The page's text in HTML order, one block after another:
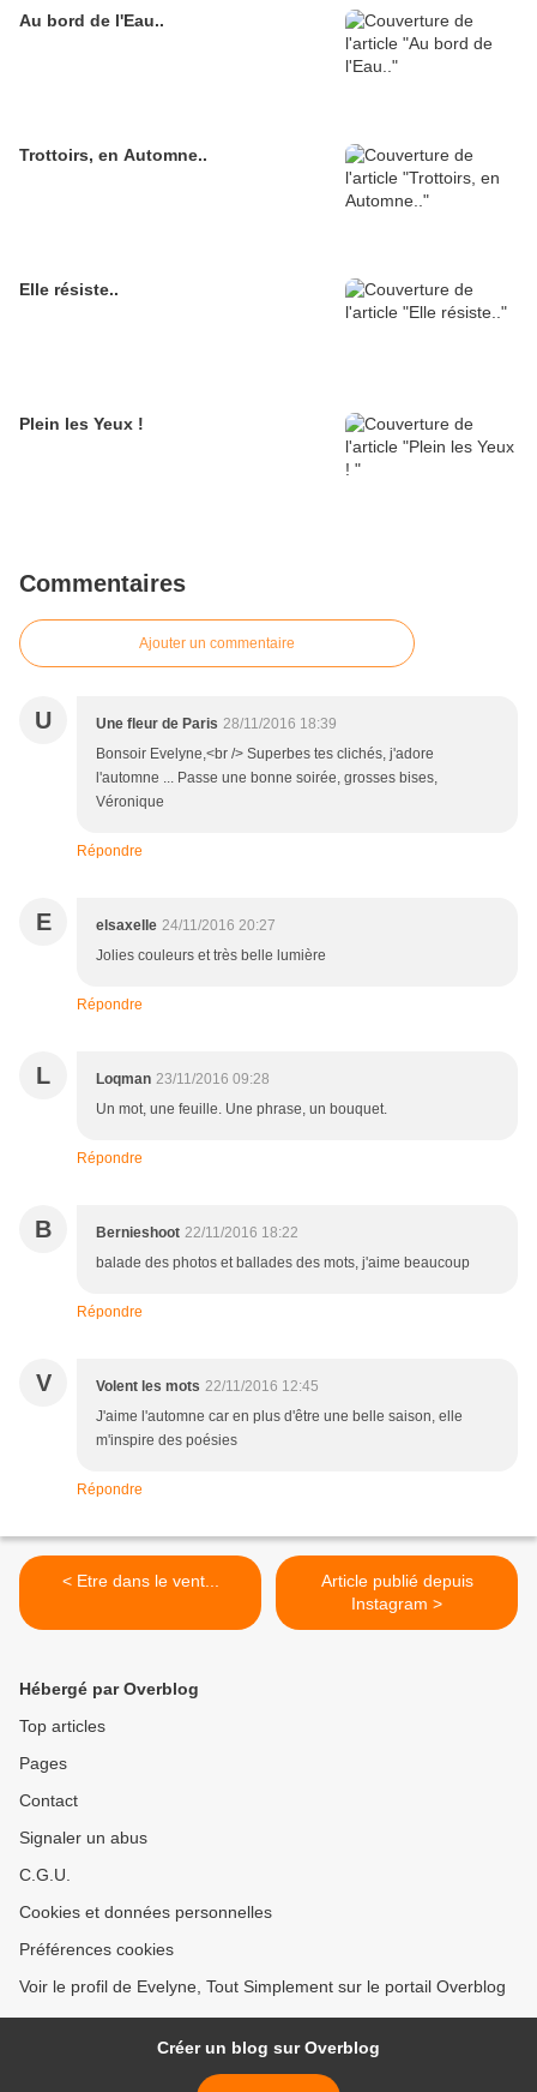
Au bord de l'Eau..
Trottoirs, en Automne..
Elle résiste..
Plein les Yeux !
Commentaires
Ajouter un commentaire
U Une fleur de Paris 28/11/2016 18:39
Bonsoir Evelyne,<br /> Superbes tes clichés, j'adore
l'automne ... Passe une bonne soirée, grosses bises,
Véronique
Répondre
E elsaxelle 24/11/2016 20:27
Jolies couleurs et très belle lumière
Répondre
L Loqman 23/11/2016 09:28
Un mot, une feuille. Une phrase, un bouquet.
Répondre
B Bernieshoot 22/11/2016 18:22
balade des photos et ballades des mots, j'aime beaucoup
Répondre
V Volent les mots 22/11/2016 12:45
J'aime l'automne car en plus d'être une belle saison, elle
m'inspire des poésies
Répondre
< Etre dans le vent...
Article publié depuis
Instagram >
Hébergé par Overblog
Top articles
Pages
Contact
Signaler un abus
C.G.U.
Cookies et données personnelles
Préférences cookies
Voir le profil de Evelyne, Tout Simplement sur le portail Overblog
Créer un blog sur Overblog